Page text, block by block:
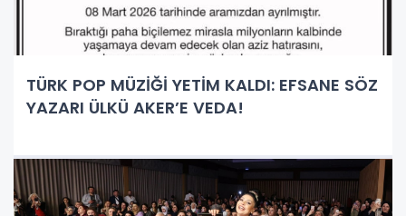
TÜRK POP MÜZİĞİ YETİM KALDI: EFSANE SÖZ
YAZARI ÜLKÜ AKER’E VEDA!